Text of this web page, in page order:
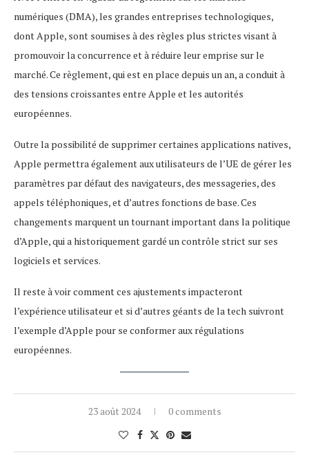
numériques (DMA), les grandes entreprises technologiques,
dont Apple, sont soumises à des règles plus strictes visant à
promouvoir la concurrence et à réduire leur emprise sur le
marché. Ce règlement, qui est en place depuis un an, a conduit à
des tensions croissantes entre Apple et les autorités
européennes.
Outre la possibilité de supprimer certaines applications natives,
Apple permettra également aux utilisateurs de l’UE de gérer les
paramètres par défaut des navigateurs, des messageries, des
appels téléphoniques, et d’autres fonctions de base. Ces
changements marquent un tournant important dans la politique
d’Apple, qui a historiquement gardé un contrôle strict sur ses
logiciels et services.
Il reste à voir comment ces ajustements impacteront
l’expérience utilisateur et si d’autres géants de la tech suivront
l’exemple d’Apple pour se conformer aux régulations
européennes.
23 août 2024 0 comments